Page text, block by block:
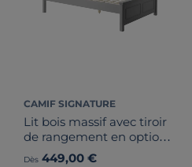
CAMIF SIGNATURE
Lit bois massif avec tiroir
de rangement en option
Théa, Gris
Dès 449,00 €